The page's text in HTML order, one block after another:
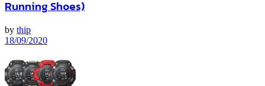
Running Shoes)
by thip
18/09/2020